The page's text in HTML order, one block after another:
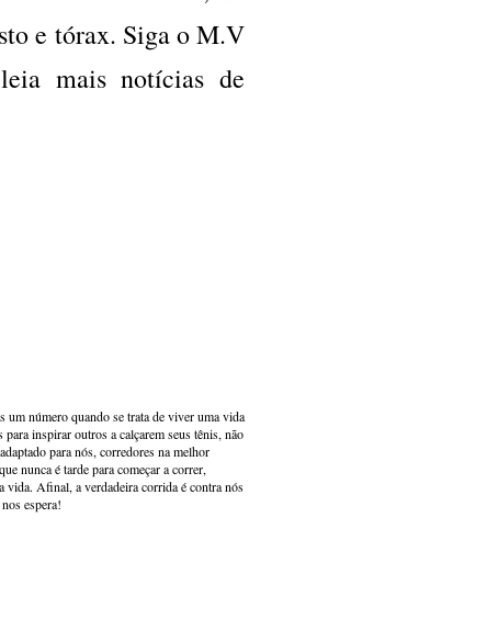
e tórax. Siga o M.V
mais notícias de
um número quando se trata de viver uma vida
inspirar outros a calçarem seus tênis, não
para nós, corredores na melhor
nunca é tarde para começar a correr,
vida. Afinal, a verdadeira corrida é contra nós
espera!